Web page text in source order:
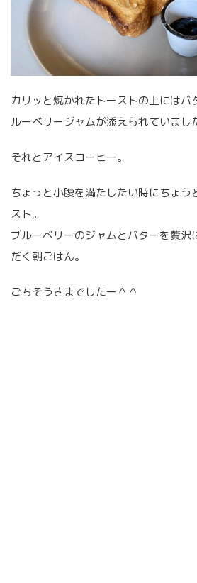
カリッと焼かれたトーストの上にはバ
ルーベリージャムが添えられていまし
それとアイスコーヒー。
ちょっと小腹を満たしたい時にちょう
スト。
ブルーベリーのジャムとバターを贅沢
だく朝ごはん。
ごちそうさまでしたー＾＾